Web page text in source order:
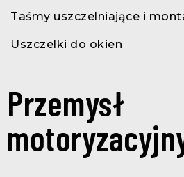
Taśmy uszczelniające i
Uszczelki do okien
Przemysł